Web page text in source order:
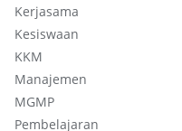
Kerjasama
Kesiswaan
KKM
Manajemen
MGMP
Pembelajaran